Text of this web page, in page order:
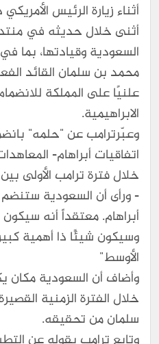
أثناء زيارة الرئيس
أثنى خلال حديثه في
السعودية وقيادتها، بما
محمد بن سلمان القائد
علنيًا على المملكة
الابراهيمية.
وعبّرترامب عن "حلمه"
اتفاقيات أبراهام-
خلال فترة ترامب الأولى
- ورأى أن السعودية ستنضم
أبراهام. معتقداً أنه سيكون
وسيكون شيئًا ذا أهمية
الأوسط"
وأضاف أن السعودية مكان
خلال الفترة الزمنية
سلمان من تحقيقه.